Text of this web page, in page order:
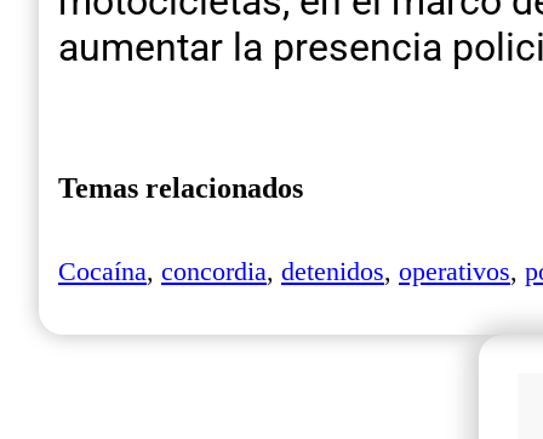
aumentar la presencia
Temas relacionados
Cocaína, concordia, detenidos, operativos,